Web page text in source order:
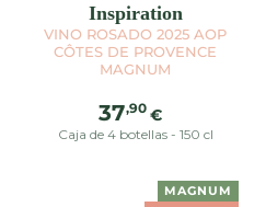
Inspiration
VINO ROSADO 2025 AOP
CÔTES DE PROVENCE
MAGNUM
Precio
regular
37,90 €
Caja de 4 botellas - 150 cl
MAGNUM